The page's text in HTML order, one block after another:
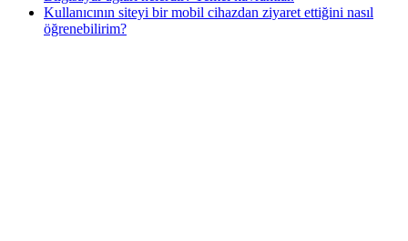
Kullanıcının siteyi bir mobil cihazdan ziyaret ettiğini nasıl
öğrenebilirim?